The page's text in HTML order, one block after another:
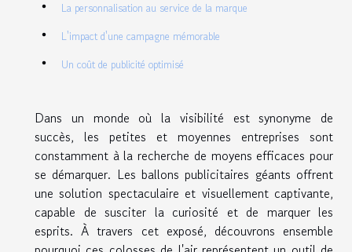
La personnalisation au service de la marque
L'impact d'une campagne mémorable
Un coût de publicité optimisé
Dans un monde où la visibilité est synonyme de
succès, les petites et moyennes entreprises sont
constamment à la recherche de moyens efficaces pour
se démarquer. Les ballons publicitaires géants offrent
une solution spectaculaire et visuellement captivante,
capable de susciter la curiosité et de marquer les
esprits. À travers cet exposé, découvrons ensemble